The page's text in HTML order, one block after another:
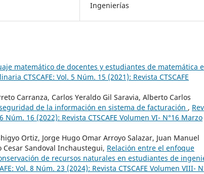
Ingenierías
matemático de docentes y estudiantes de matemática e
CTSCAFE: Vol. 5 Núm. 15 (2021): Revista CTSCAFE
Carranza, Carlos Yeraldo Gil Saravia, Alberto Carlos
de la información en sistema de facturación ,
16 (2022): Revista CTSCAFE Volumen VI- N°16 Marzo
Ortiz, Jorge Hugo Omar Arroyo Salazar, Juan Manuel
Cesar Sandoval Inchaustegui, Relación entre el enfoque
de recursos naturales en estudiantes de
Vol. 8 Núm. 23 (2024): Revista CTSCAFE Volumen VIII-